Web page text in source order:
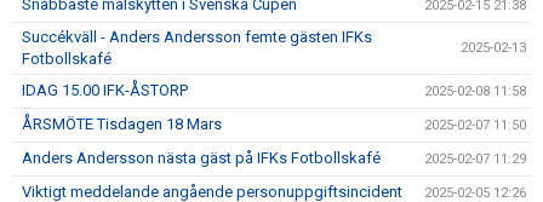
Snabbaste målskytten i Svenska Cupen 2025-02-15 21:38
Succékväll - Anders Andersson femte gästen IFKs
Fotbollskafé
2025-02-13
IDAG 15.00 IFK-ÅSTORP 2025-02-08 11:58
ÅRSMÖTE Tisdagen 18 Mars 2025-02-07 11:50
Anders Andersson nästa gäst på IFKs Fotbollskafé 2025-02-07 11:29
Viktigt meddelande angående personuppgiftsincident 2025-02-05 12:26